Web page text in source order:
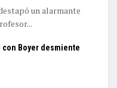
un alarmante
con Boyer desmiente